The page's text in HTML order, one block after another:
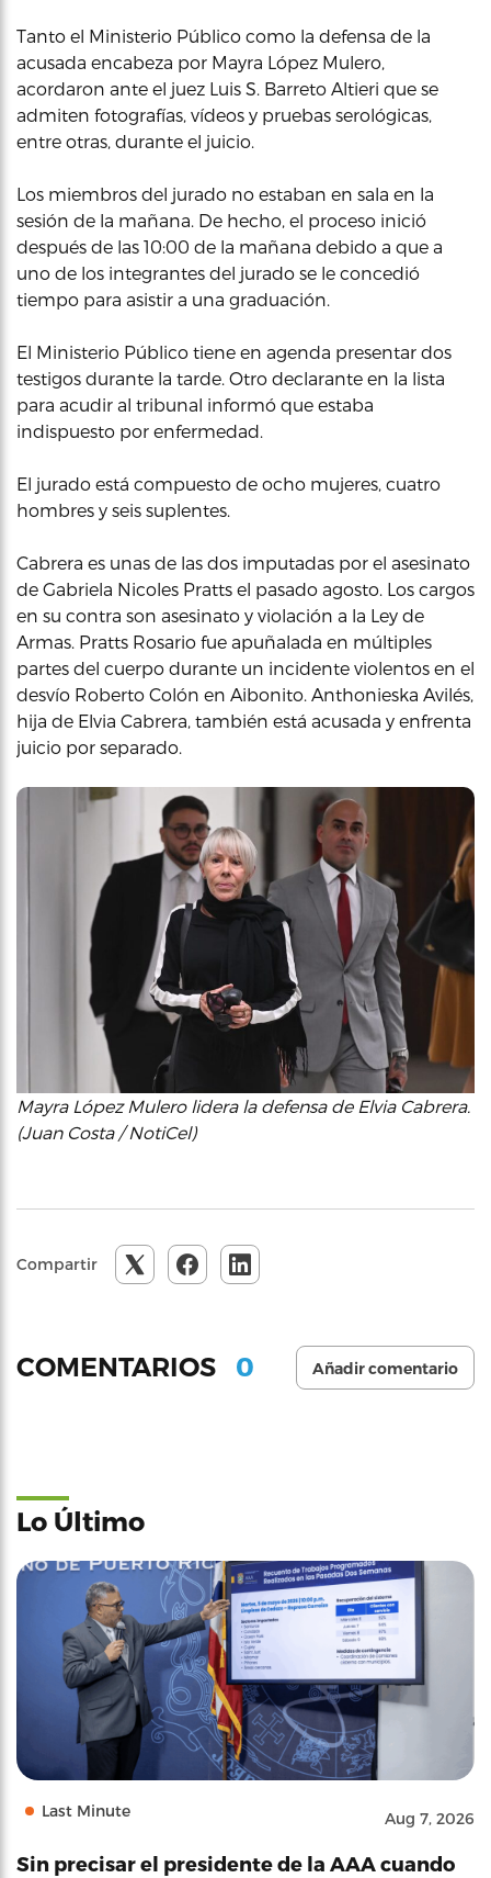
Tanto el Ministerio Público como la defensa de la
acusada encabeza por Mayra López Mulero,
acordaron ante el juez Luis S. Barreto Altieri que se
admiten fotografías, vídeos y pruebas serológicas,
entre otras, durante el juicio.
Los miembros del jurado no estaban en sala en la
sesión de la mañana. De hecho, el proceso inició
después de las 10:00 de la mañana debido a que a
uno de los integrantes del jurado se le concedió
tiempo para asistir a una graduación.
El Ministerio Público tiene en agenda presentar dos
testigos durante la tarde. Otro declarante en la lista
para acudir al tribunal informó que estaba
indispuesto por enfermedad.
El jurado está compuesto de ocho mujeres, cuatro
hombres y seis suplentes.
Cabrera es unas de las dos imputadas por el asesinato
de Gabriela Nicoles Pratts el pasado agosto. Los cargos
en su contra son asesinato y violación a la Ley de
Armas. Pratts Rosario fue apuñalada en múltiples
partes del cuerpo durante un incidente violentos en el
desvío Roberto Colón en Aibonito. Anthonieska Avilés,
hija de Elvia Cabrera, también está acusada y enfrenta
juicio por separado.
Mayra López Mulero lidera la defensa de Elvia Cabrera.
(Juan Costa / NotiCel)
Compartir
COMENTARIOS 0 Añadir comentario
Lo Último
Last Minute Aug 7, 2026
Sin precisar el presidente de la AAA cuando